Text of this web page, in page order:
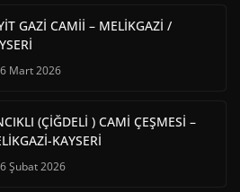
GAZİ CAMİİ – MELİKGAZİ /
Mart 2026
(ÇİĞDELİ ) CAMİ ÇEŞMESİ –
KAYSERİ
Şubat 2026